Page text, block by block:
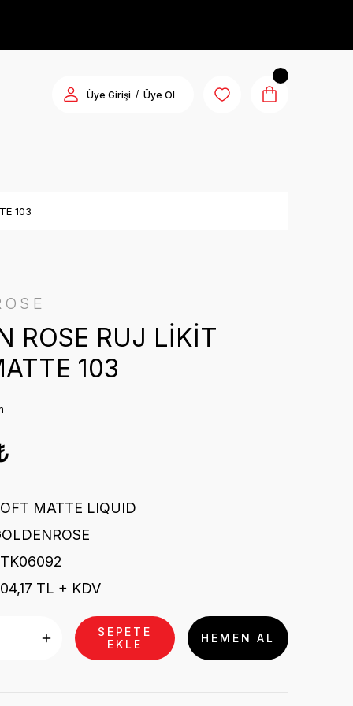
Üye Girişi / Üye Ol
103
ROSE RUJ LİKİT
103
MATTE LIQUID
TL + KDV
SEPETE
EKLE
HEMEN AL